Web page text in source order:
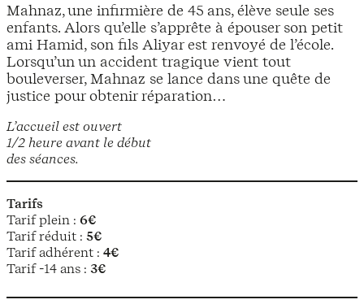
L’accueil est ouvert
1/2 heure avant le début
des séances.
Tarifs
Tarif plein : 6€
Tarif réduit : 5€
Tarif adhérent : 4€
Tarif -14 ans : 3€
Mahnaz, une infirmière de 45 ans, élève seule ses
enfants. Alors qu’elle s’apprête à épouser son petit
ami Hamid, son fils Aliyar est renvoyé de l’école.
Lorsqu’un un accident tragique vient tout
bouleverser, Mahnaz se lance dans une quête de
justice pour obtenir réparation…